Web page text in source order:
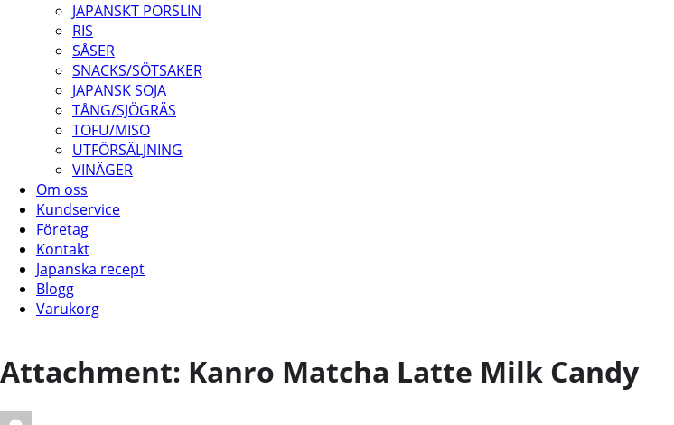
JAPANSKT PORSLIN
RIS
SÅSER
SNACKS/SÖTSAKER
JAPANSK SOJA
TÅNG/SJÖGRÄS
TOFU/MISO
UTFÖRSÄLJNING
VINÄGER
Om oss
Kundservice
Företag
Kontakt
Japanska recept
Blogg
Varukorg
Attachment: Kanro Matcha Latte Milk Candy